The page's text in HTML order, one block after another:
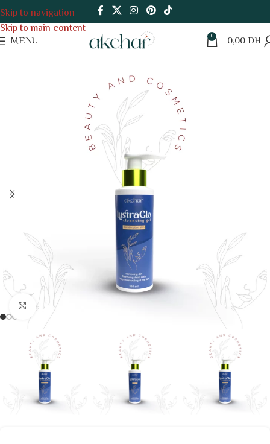
Skip to navigation
Skip to main content
MENU 0 0,00 DH
Click to enlarge